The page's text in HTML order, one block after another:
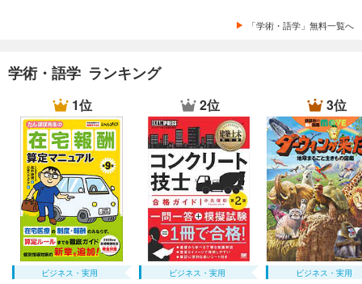
「学術・語学」無料一覧へ
学術・語学 ランキング
1位
ビジネス・実用
2位
ビジネス・実用
3位
ビジネス・実用